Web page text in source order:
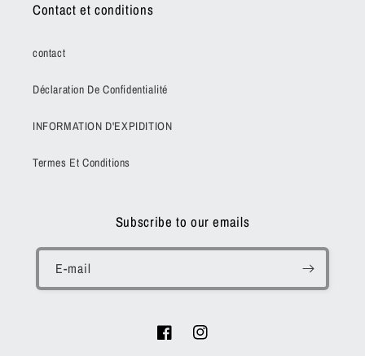
Contact et conditions
contact
Déclaration De Confidentialité
INFORMATION D'EXPIDITION
Termes Et Conditions
Subscribe to our emails
E-mail
FacebookInstagram